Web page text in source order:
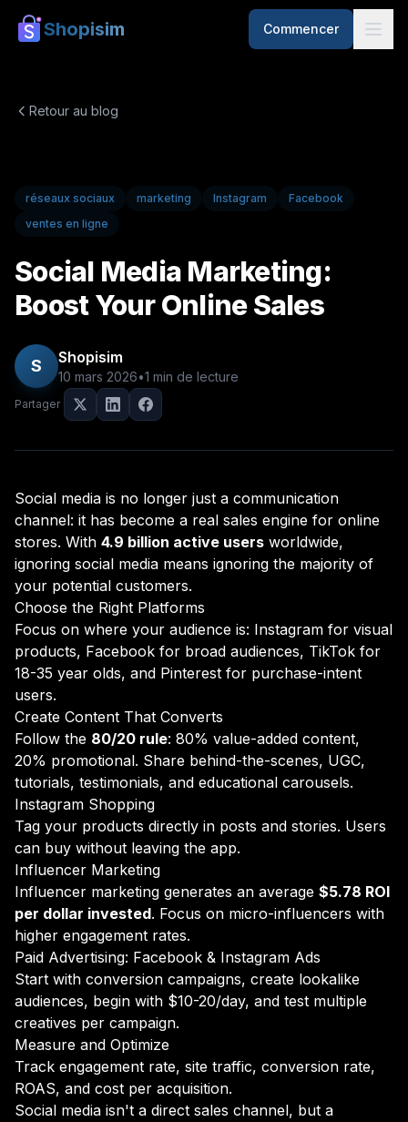
Shopisim Commencer
Retour au blog
réseaux sociaux marketing Instagram
Facebook
ventes en ligne
Social Media Marketing:
Boost Your Online Sales
S Shopisim
10 mars 2026•1 min de lecture
Partager
Social media is no longer just a communication
channel: it has become a real sales engine for online
stores. With 4.9 billion active users worldwide,
ignoring social media means ignoring the majority of
your potential customers.
Choose the Right Platforms
Focus on where your audience is: Instagram for visual
products, Facebook for broad audiences, TikTok for
18-35 year olds, and Pinterest for purchase-intent
users.
Create Content That Converts
Follow the 80/20 rule: 80% value-added content,
20% promotional. Share behind-the-scenes, UGC,
tutorials, testimonials, and educational carousels.
Instagram Shopping
Tag your products directly in posts and stories. Users
can buy without leaving the app.
Influencer Marketing
Influencer marketing generates an average $5.78 ROI
per dollar invested. Focus on micro-influencers with
higher engagement rates.
Paid Advertising: Facebook & Instagram Ads
Start with conversion campaigns, create lookalike
audiences, begin with $10-20/day, and test multiple
creatives per campaign.
Measure and Optimize
Track engagement rate, site traffic, conversion rate,
ROAS, and cost per acquisition.
Social media isn't a direct sales channel, but a